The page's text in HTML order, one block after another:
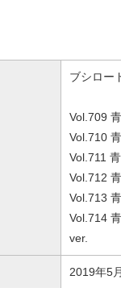
ブシロー
Vol.709
Vol.710
Vol.711
Vol.712
Vol.713
Vol.714
ver.
2019年5